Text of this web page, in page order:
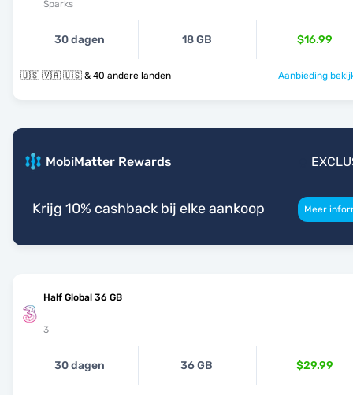
Sparks
30 dagen 18 GB $16.99
🇺🇸 🇻🇦 🇺🇸 & 40 andere landen Aanbieding
MobiMatter Rewards
Krijg 10% cashback bij elke aankoop Meer
Half Global 36 GB
3
30 dagen 36 GB $29.99